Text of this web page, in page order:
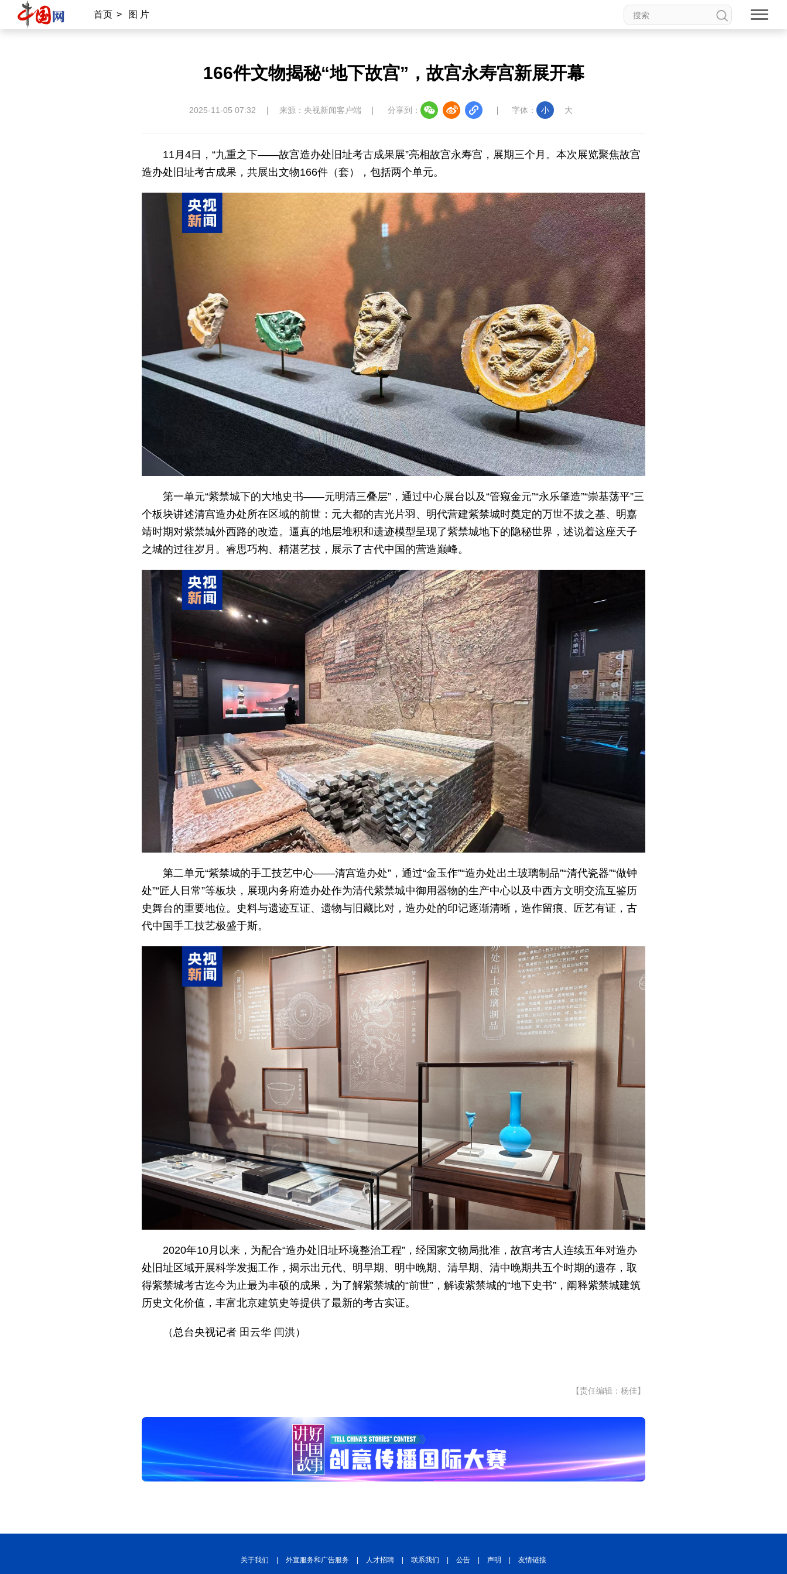
首页 > 图 片
166件文物揭秘“地下故宫”，故宫永寿宫新展开幕
2025-11-05 07:32 来源：央视新闻客户端 分享到： 字体： 小 大
11月4日，“九重之下——故宫造办处旧址考古成果展”亮相故宫永寿宫，展期三个月。本次展览聚焦故宫
造办处旧址考古成果，共展出文物166件（套），包括两个单元。
第一单元“紫禁城下的大地史书——元明清三叠层”，通过中心展台以及“管窥金元”“永乐肇造”“崇基荡平”三
个板块讲述清宫造办处所在区域的前世：元大都的吉光片羽、明代营建紫禁城时奠定的万世不拔之基、明嘉
靖时期对紫禁城外西路的改造。逼真的地层堆积和遗迹模型呈现了紫禁城地下的隐秘世界，述说着这座天子
之城的过往岁月。睿思巧构、精湛艺技，展示了古代中国的营造巅峰。
第二单元“紫禁城的手工技艺中心——清宫造办处”，通过“金玉作”“造办处出土玻璃制品”“清代瓷器”“做钟
处”“匠人日常”等板块，展现内务府造办处作为清代紫禁城中御用器物的生产中心以及中西方文明交流互鉴历
史舞台的重要地位。史料与遗迹互证、遗物与旧藏比对，造办处的印记逐渐清晰，造作留痕、匠艺有证，古
代中国手工技艺极盛于斯。
2020年10月以来，为配合“造办处旧址环境整治工程”，经国家文物局批准，故宫考古人连续五年对造办
处旧址区域开展科学发掘工作，揭示出元代、明早期、明中晚期、清早期、清中晚期共五个时期的遗存，取
得紫禁城考古迄今为止最为丰硕的成果，为了解紫禁城的“前世”，解读紫禁城的“地下史书”，阐释紫禁城建筑
历史文化价值，丰富北京建筑史等提供了最新的考古实证。
（总台央视记者 田云华 闫洪）
【责任编辑：杨佳】
关于我们 外宣服务和广告服务 人才招聘 联系我们 公告 声明 友情链接